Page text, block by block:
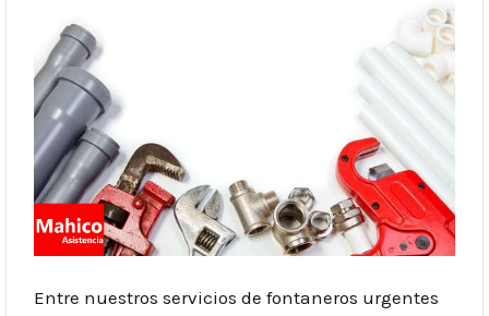
Entre nuestros servicios de fontaneros urgentes